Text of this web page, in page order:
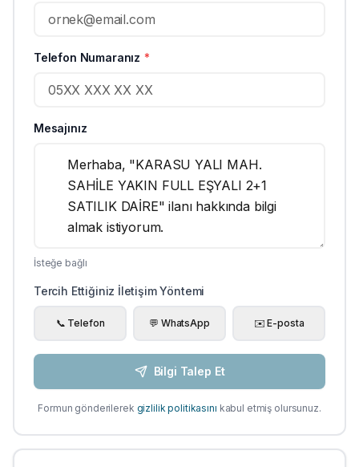
Telefon Numaranız *
Mesajınız
İsteğe bağlı
Tercih Ettiğiniz İletişim Yöntemi
📞 Telefon 💬 WhatsApp ✉️ E-posta
Bilgi Talep Et
Formun gönderilerek gizlilik politikasını kabul etmiş olursunuz.